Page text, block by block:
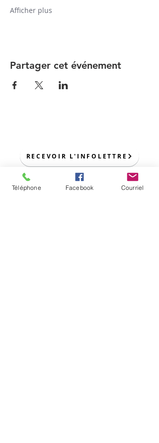
Afficher plus
Partager cet événement
RECEVOIR L'INFOLETTRE
Téléphone Facebook Courriel